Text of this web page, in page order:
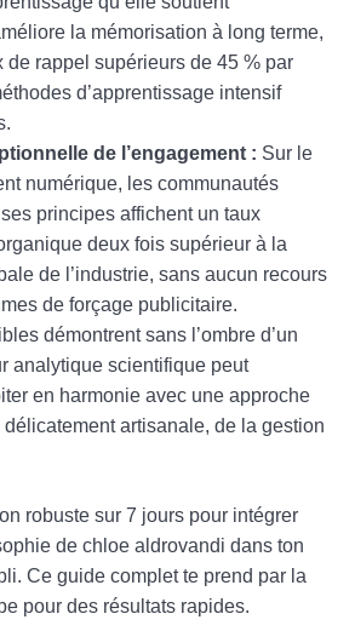
la mémorisation à long terme,
de rappel supérieurs de 45 % par
d’apprentissage intensif
de l’engagement : Sur le
numérique, les communautés
principes affichent un taux
deux fois supérieur à la
de l’industrie, sans aucun recours
de forçage publicitaire.
démontrent sans l’ombre d’un
analytique scientifique peut
en harmonie avec une approche
artisanale, de la gestion
robuste sur 7 jours pour intégrer
de chloe aldrovandi dans ton
Ce guide complet te prend par la
pour des résultats rapides.